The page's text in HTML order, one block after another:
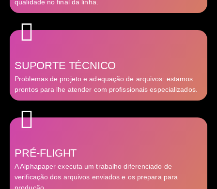
qualidade no final da linha.
SUPORTE TÉCNICO
Problemas de projeto e adequação de arquivos: estamos
prontos para lhe atender com profissionais especializados.
PRÉ-FLIGHT
A Alphapaper executa um trabalho diferenciado de
verificação dos arquivos enviados e os prepara para